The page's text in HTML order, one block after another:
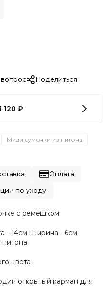
Поделиться
120 ₽
Миди сумочки из питона
Оплата
по уходу
с ремешком.
- 14см Ширина - 6см
питона
цвета
открытый карман для